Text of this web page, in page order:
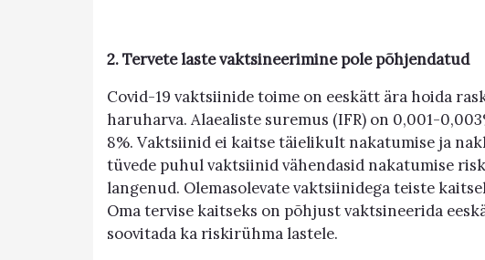
2. Tervete laste vaktsineerimine pole põhjendatud
Covid-19 vaktsiinide toime on eeskätt ära hoida
haruharva. Alaealiste suremus (IFR) on 0,001-
8%. Vaktsiinid ei kaitse täielikult nakatumise ja
tüvede puhul vaktsiinid vähendasid nakatumise
langenud. Olemasolevate vaktsiinidega teiste
Oma tervise kaitseks on põhjust vaktsineerida
soovitada ka riskirühma lastele.